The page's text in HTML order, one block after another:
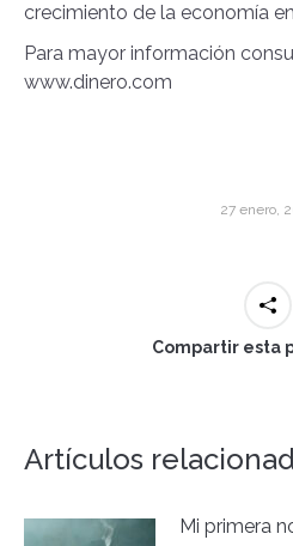
crecimiento de la economía
Para mayor información
www.dinero.com
27 enero,
Compartir esta
Artículos
Mi primera